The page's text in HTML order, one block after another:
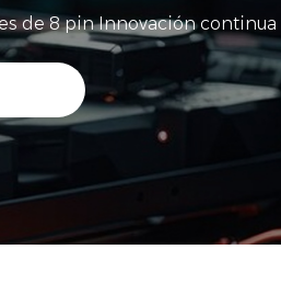
de 8 pin Innovación continua